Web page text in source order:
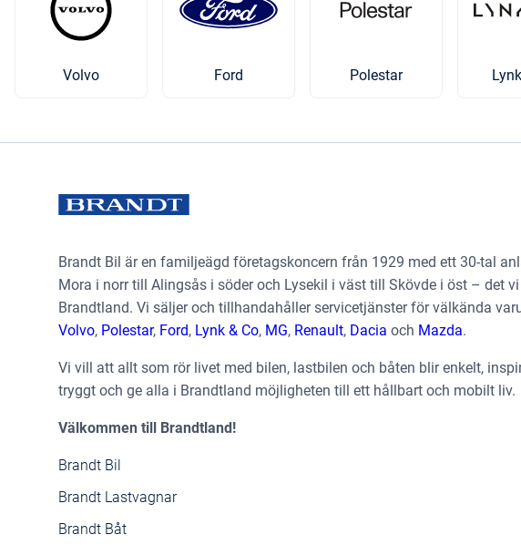
Volvo Ford Polestar
Brandt Bil är en familjeägd företagskoncern från 1929 med ett 30-tal
Mora i norr till Alingsås i söder och Lysekil i väst till Skövde i öst – det
Brandtland. Vi säljer och tillhandahåller servicetjänster för välkända
Volvo, Polestar, Ford, Lynk & Co, MG, Renault, Dacia och Mazda.
Vi vill att allt som rör livet med bilen, lastbilen och båten blir enkelt,
tryggt och ge alla i Brandtland möjligheten till ett hållbart och mobilt liv.
Välkommen till Brandtland!
Brandt Bil
Brandt Lastvagnar
Brandt Båt